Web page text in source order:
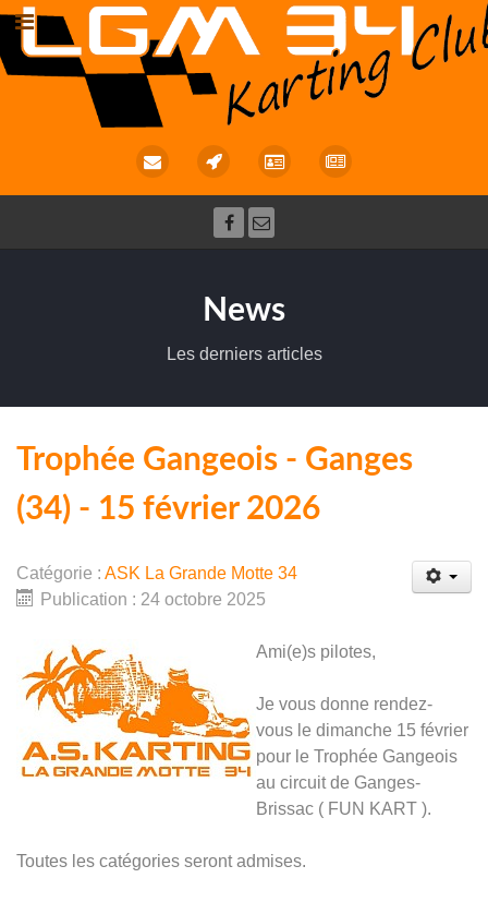
News
Les derniers articles
Trophée Gangeois - Ganges
(34) - 15 février 2026
Catégorie : ASK La Grande Motte 34
Publication : 24 octobre 2025
Ami(e)s pilotes,
Je vous donne rendez-
vous le dimanche 15 février
pour le Trophée Gangeois
au circuit de Ganges-
Brissac ( FUN KART ).
Toutes les catégories seront admises.